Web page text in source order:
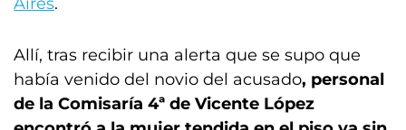
Aires.
Allí, tras recibir una alerta que se supo que
había venido del novio del acusado, personal
de la Comisaría 4ª de Vicente López